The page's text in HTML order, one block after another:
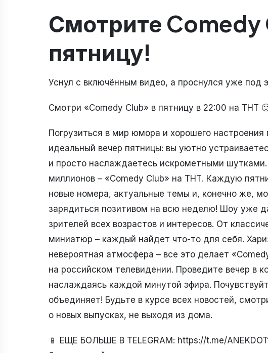
Смотрите Comedy
пятницу!
Уснул с включённым видео, а проснулся уже под
Смотри «Comedy Club» в пятницу в 22:00 на ТНТ
Погрузиться в мир юмора и хорошего
идеальный вечер пятницы: вы уютно
и просто наслаждаетесь искрометными
миллионов – «Comedy Club» на ТНТ. Каждую
новые номера, актуальные темы и, конечно же,
зарядиться позитивом на всю неделю! Шоу уже
зрителей всех возрастов и интересов. От
миниатюр – каждый найдет что-то для себя.
невероятная атмосфера – все это делает
на российском телевидении. Проведите вечер в
наслаждаясь каждой минутой эфира.
объединяет! Будьте в курсе всех новостей,
о новых выпусках, не выходя из дома.
📱 ЕЩЕ БОЛЬШЕ В TELEGRAM: https://t.me/